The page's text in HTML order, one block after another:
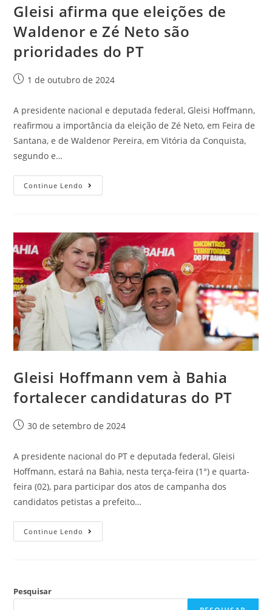
Gleisi afirma que eleições de
Waldenor e Zé Neto são
prioridades do PT
1 de outubro de 2024
A presidente nacional e deputada federal, Gleisi Hoffmann,
reafirmou a importância da eleição de Zé Neto, em Feira de
Santana, e de Waldenor Pereira, em Vitória da Conquista,
segundo e…
Continue Lendo
Gleisi Hoffmann vem à Bahia
fortalecer candidaturas do PT
30 de setembro de 2024
A presidente nacional do PT e deputada federal, Gleisi
Hoffmann, estará na Bahia, nesta terça-feira (1°) e quarta-
feira (02), para participar dos atos de campanha dos
candidatos petistas a prefeito…
Continue Lendo
Pesquisar